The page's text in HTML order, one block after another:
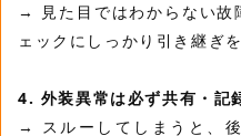
→ 見た目ではわからない故
ェックにしっかり引き継ぎを
4. 外装異常は必ず共有・記
→ スルーしてしまうと、